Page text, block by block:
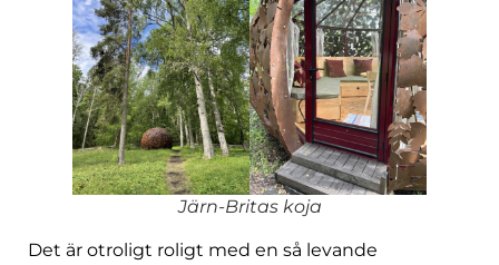
Järn-Britas koja
Det är otroligt roligt med en så levande